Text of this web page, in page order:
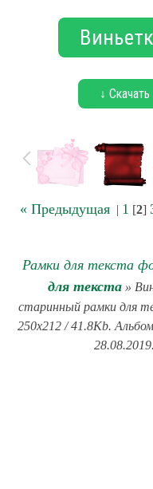
↓ Скачать
« Предыдущая | 1 [2]
Рамки для текста
для текста»
старинный рамки для
250x212 / 41.8Kb.